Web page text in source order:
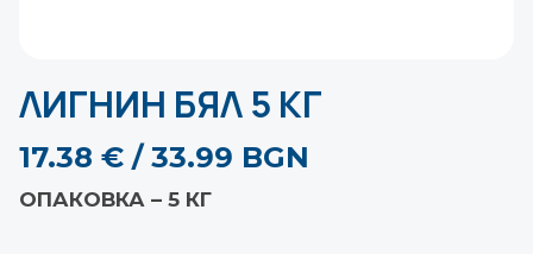
ЛИГНИН БЯЛ 5 КГ
17.38 € / 33.99 BGN
ОПАКОВКА – 5 КГ